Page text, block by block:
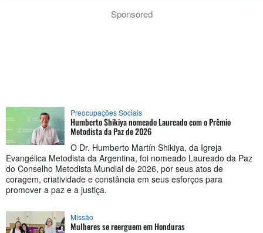
Sponsored
Preocupações Sociais
Humberto Shikiya nomeado Laureado com o Prêmio
Metodista da Paz de 2026
O Dr. Humberto Martín Shikiya, da Igreja
Evangélica Metodista da Argentina, foi nomeado Laureado da Paz
do Conselho Metodista Mundial de 2026, por seus atos de
coragem, criatividade e constância em seus esforços para
promover a paz e a justiça.
Missão
Mulheres se reerguem em Honduras